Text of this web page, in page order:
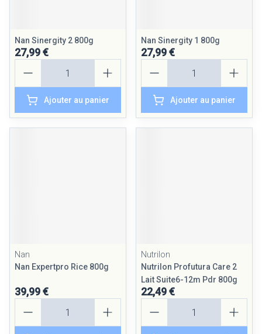
Nan Sinergity 2 800g
27,99 €
Ajouter au panier
Nan Sinergity 1 800g
27,99 €
Ajouter au panier
Nan
Nan Expertpro Rice 800g
39,99 €
Nutrilon
Nutrilon Profutura Care 2
Lait Suite6-12m Pdr 800g
22,49 €